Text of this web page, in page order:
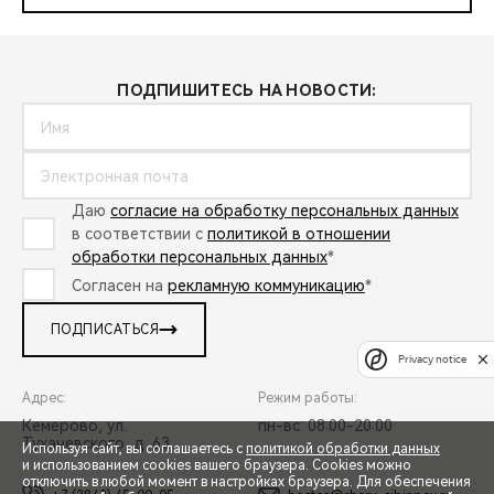
ВИДЕООБЗОРЫ
CHERY ДЛЯ ДЕТЕЙ
ПОДПИШИТЕСЬ НА НОВОСТИ:
Даю согласие на обработку персональных данных
в соответствии с политикой в отношении
обработки персональных данных*
Согласен на рекламную коммуникацию*
ПОДПИСАТЬСЯ
Адрес:
Кемерово, ул.
Тухачевского, д. 63
Режим работы:
пн-вс: 08:00-20:00
Используя сайт, вы соглашаетесь с политикой обработки данных
и использованием cookies вашего браузера. Cookies можно
отключить в любой момент в настройках браузера. Для обеспечения
Privacy notice